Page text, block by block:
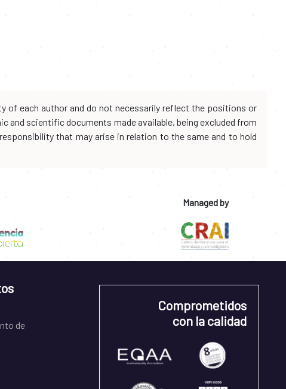
of each author and do not necessarily reflect the positions or
and scientific documents made available, being excluded from
that may arise in relation to the same and to hold
Managed by
de
Comprometidos
con la calidad